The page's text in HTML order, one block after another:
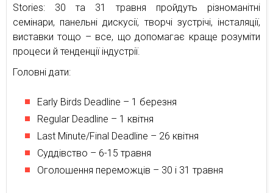
Stories: 30 та 31 травня пройдуть різноманітні
семінари, панельні дискусії, творчі зустрічі, інсталяції,
виставки тощо – все, що допомагає краще розуміти
процеси й тенденції індустрії.
Головні дати:
Early Birds Deadline – 1 березня
Regular Deadline – 1 квітня
Last Minute/Final Deadline – 26 квітня
Суддівство – 6-15 травня
Оголошення переможців – 30 і 31 травня